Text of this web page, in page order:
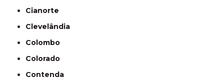
Cianorte
Clevelândia
Colombo
Colorado
Contenda